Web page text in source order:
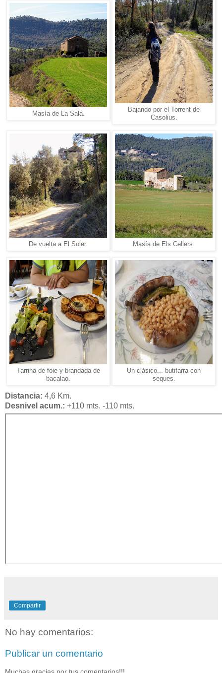
Masía de La Sala.
Bajando por el Torrent de
Casolius.
De vuelta a El Soler. Masía de Els Cellers.
Tarrina de foie y brandada de
bacalao.
Un clásico... butifarra con
seques.
Distancia: 4,6 Km.
Desnivel acum.: +110 mts. -110 mts.
Compartir
No hay comentarios:
Publicar un comentario
Muchas gracias por tus comentarios!!!